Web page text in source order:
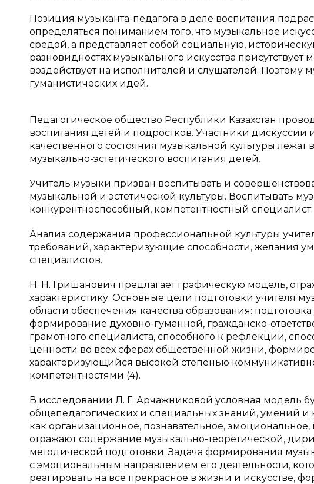
Позиция музыканта-педагога в деле воспитания
определяться пониманием того, что музыкальное
средой, а представляет собой социальную,
разновидностях музыкального искусства
воздействует на исполнителей и слушателей.
гуманистических идей.
Педагогическое общество Республики Казахстан
воспитания детей и подростков. Участники дискуссии
качественного состояния музыкальной культуры
музыкально-эстетического воспитания детей.
Учитель музыки призван воспитывать и
музыкальной и эстетической культуры. Воспитывать
конкурентноспособный, компетентностный специалист.
Анализ содержания профессиональной культуры
требований, характеризующие способности, желания
специалистов.
Н. Н. Гришанович предлагает графическую модель,
характеристику. Основные цели подготовки учителя
области обеспечения качества образования:
формирование духовно-гуманной, гражданско-
грамотного специалиста, способного к рефлекции,
ценности во всех сферах общественной жизни,
характеризующийся высокой степенью
компетентностями (4).
В исследовании Л. Г. Арчажниковой условная модель
общепедагогических и специальных знаний, умений и
как организационное, познавательное,
отражают содержание музыкально-теоретической,
методической подготовки. Задача формирования
с эмоциональным направлением его деятельности,
реагировать на все прекрасное в жизни и искусстве,